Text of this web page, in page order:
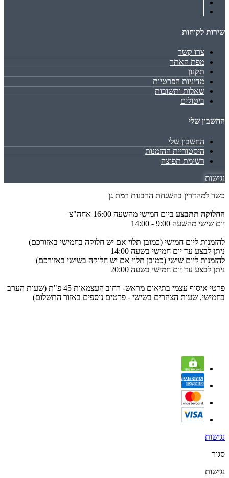
שירות לקוחות
צרו קשר
מפת האתר
תקנון
מדיניות הפרטיות
שאלות ותשובות
ביטולים
החשבון שלי
החשבון שלי
היסטוריית ההזמנות
רשימת תפוצה
נגישות
כשר למהדרין בהשגחת הרבנות רמת גן
החלוקה תתבצע ביום חמישי מהשעה 16:00 אחה"צ
יום שישי מהשעה 9:00 - 14:00
להזמנות ליום חמישי (כמובן תלוי אם יש חלוקה בחמישי באזורכם)
ניתן לבצע עד יום חמישי בשעה 14:00
להזמנות ליום שישי (כמובן תלוי אם יש חלוקה בשישי באזורכם)
ניתן לבצע עד יום חמישי בשעה 20:00
פרטי איסוף עצמי בתיאום מראש- רחוב העצמאות 45 פ"ת (שעות הערב
בחמישי, שעות הצהרים בשישי - פרטים נוספים באזור התשלום)
נגישות
סגור
נגישות